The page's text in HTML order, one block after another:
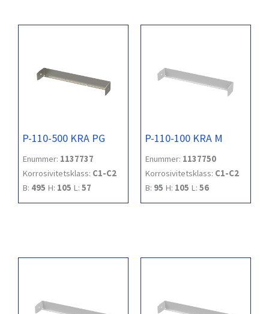
P-110-500 KRA PG
Enummer: 1137737
Korrosivitetsklass: C1-C2
B: 495 H: 105 L: 57
P-110-100 KRA M
Enummer: 1137750
Korrosivitetsklass: C1-C2
B: 95 H: 105 L: 56